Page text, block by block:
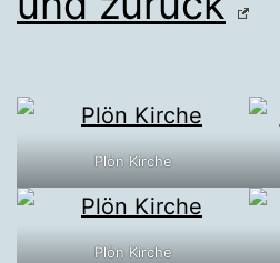
Plön Kirche
Plön Kirche